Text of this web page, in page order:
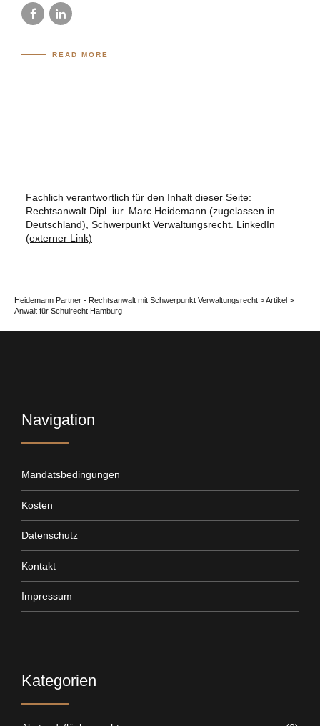
READ MORE
Fachlich verantwortlich für den Inhalt dieser Seite:
Rechtsanwalt Dipl. iur. Marc Heidemann (zugelassen in
Deutschland), Schwerpunkt Verwaltungsrecht. LinkedIn
(externer Link)
Heidemann Partner - Rechtsanwalt mit Schwerpunkt Verwaltungsrecht >Artikel >
Anwalt für Schulrecht Hamburg
Navigation
Mandatsbedingungen
Kosten
Datenschutz
Kontakt
Impressum
Kategorien